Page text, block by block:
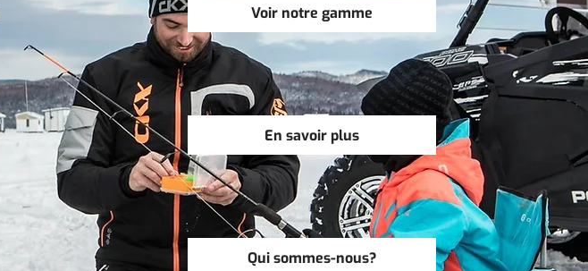
Voir notre gamme
En savoir plus
Qui sommes-nous?